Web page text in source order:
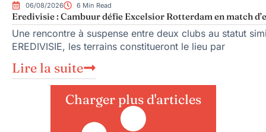
06/08/2026 6 Min Read
Eredivisie : Cambuur défie Excelsior Rotterdam en match
Une rencontre à suspense entre deux clubs au statut
EREDIVISIE, les terrains constitueront le lieu par
Lire la suite
Charger plus d'articles